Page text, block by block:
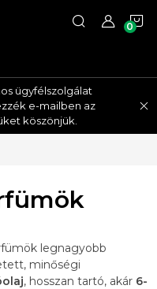
ügyfélszolgálat
e-mailben az
köszönjük.
legnagyobb
minőségi
, hosszan tartó, akár 6-